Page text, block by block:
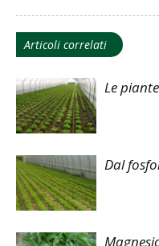
Articoli correlati
Le
Dal